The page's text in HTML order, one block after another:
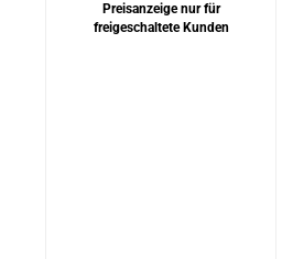
Preisanzeige nur für
freigeschaltete Kunden